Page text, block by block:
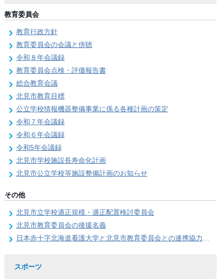
教育委員会
教育行政方針
教育委員会の会議と傍聴
令和８年会議録
教育委員会点検・評価報告書
総合教育会議
北見市教育目標
公立学校情報機器整備事業に係る各種計画の策定
令和７年会議録
令和６年会議録
令和5年会議録
北見市学校施設長寿命化計画
北見市公立学校等施設整備計画のお知らせ
その他
北見市立学校適正規模・適正配置検討委員会
北見市教育委員会の後援名義
日本赤十字北海道看護大学と北見市教育委員会との連携協力に関する協定の締結
スポーツ